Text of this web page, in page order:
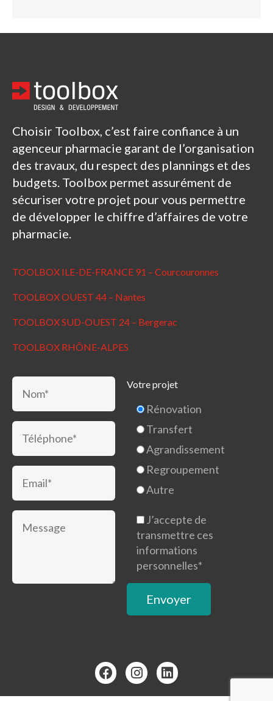
Choisir Toolbox, c’est faire confiance à un
agenceur pharmacie garant de l’organisation
des travaux, du respect des plannings et des
budgets. Toolbox permet assurément de
sécuriser votre projet pour vous permettre
de développer le chiffre d’affaires de votre
pharmacie.
TOOLBOX ILE-DE-FRANCE 91 – Courcouronnes
TOOLBOX OUEST 44 – Nantes
TOOLBOX SUD-OUEST 24 – Bergerac
TOOLBOX RHÔNE-ALPES
Votre projet
Rénovation
Transfert
Agrandissement
Regroupement
Autre
J’accepte de
transmettre ces
informations
personnelles*